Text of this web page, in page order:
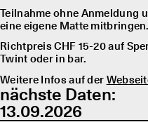
Teilnahme ohne Anmeldung
eine eigene Matte mitbringen.
Richtpreis CHF 15-20 auf
Twint oder in bar.
Weitere Infos auf der
nächste Daten:
13.09.2026